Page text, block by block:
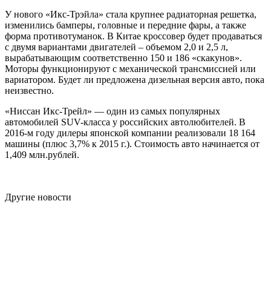
У нового «Икс-Трэйла» стала крупнее радиаторная решетка,
изменились бамперы, головные и передние фары, а также
форма противотуманок. В Китае кроссовер будет продаваться
с двумя вариантами двигателей – объемом 2,0 и 2,5 л,
вырабатывающим соответственно 150 и 186 «скакунов».
Моторы функционируют с механической трансмиссией или
вариатором. Будет ли предложена дизельная версия авто, пока
неизвестно.
«Ниссан Икс-Трейл» — один из самых популярных
автомобилей SUV-класса у российских автолюбителей. В
2016-м году дилеры японской компании реализовали 18 164
машины (плюс 3,7% к 2015 г.). Стоимость авто начинается от
1,409 млн.рублей.
Другие новости